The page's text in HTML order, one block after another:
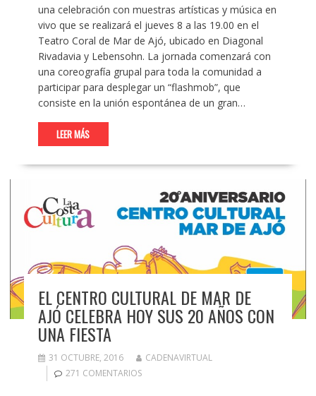
una celebración con muestras artísticas y música en
vivo que se realizará el jueves 8 a las 19.00 en el
Teatro Coral de Mar de Ajó, ubicado en Diagonal
Rivadavia y Lebensohn. La jornada comenzará con
una coreografía grupal para toda la comunidad a
participar para desplegar un “flashmob”, que
consiste en la unión espontánea de un gran…
LEER MÁS
EL CENTRO CULTURAL DE MAR DE
AJÓ CELEBRA HOY SUS 20 AÑOS CON
UNA FIESTA
31 OCTUBRE, 2016
CADENAVIRTUAL
271 COMENTARIOS